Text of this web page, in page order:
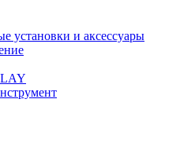
установки и аксессуары